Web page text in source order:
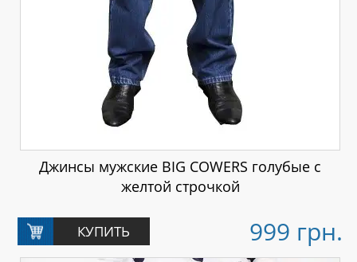
Джинсы мужские BIG COWERS голубые с
желтой строчкой
999 грн.